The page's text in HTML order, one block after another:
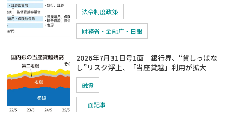
法令制度政策
財務省・金融庁・日銀
2026年7月31日号1面 銀行界、“貸しっぱな
し”リスク浮上、「当座貸越」利用が拡大
融資
一面記事